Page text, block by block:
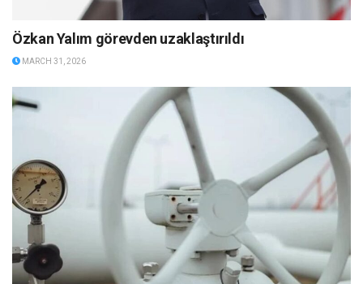
Özkan Yalım görevden uzaklaştırıldı
MARCH 31, 2026